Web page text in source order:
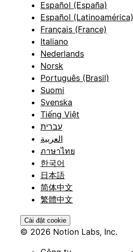
Español (España)
Español (Latinoamérica)
Français (France)
Italiano
Nederlands
Norsk
Português (Brasil)
Suomi
Svenska
Tiếng Việt
עברית
العربية
ภาษาไทย
한국어
日本語
简体中文
繁體中文
Cài đặt cookie
© 2026 Notion Labs, Inc.